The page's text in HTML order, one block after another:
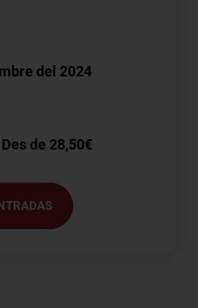
del 2024
de 28,50€